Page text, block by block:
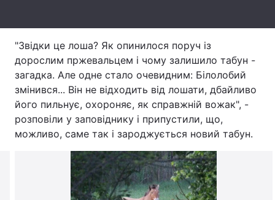
Тема оформлення
"Звідки це лоша? Як опинилося поруч із
дорослим пржевальцем і чому залишило табун -
загадка. Але одне стало очевидним: Білолобий
змінився... Він не відходить від лошати, дбайливо
його пильнує, охороняє, як справжній вожак", -
розповіли у заповіднику і припустили, що,
можливо, саме так і зароджується новий табун.